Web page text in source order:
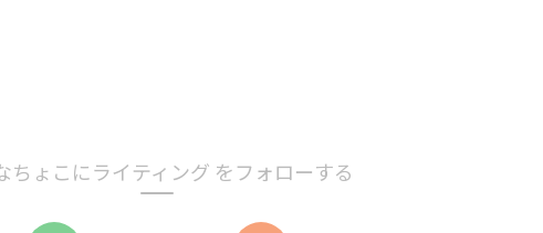
ちょこにライティング をフォローする